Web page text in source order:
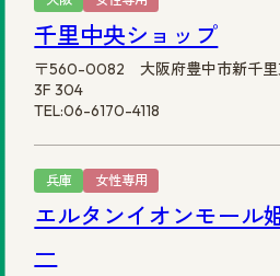
千里中央ショップ
〒560-0082 大阪府豊中市新千里
3F 304
TEL:06-6170-4118
兵庫 女性専用
エルタンイオンモール
ー